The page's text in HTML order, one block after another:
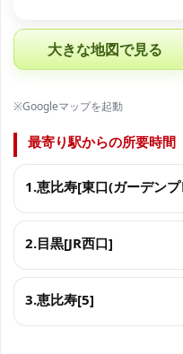
大きな地図で見る
※Googleマップを起動
最寄り駅からの所要時間
1.恵比寿[東口(ガーデン
2.目黒[JR西口]
3.恵比寿[5]